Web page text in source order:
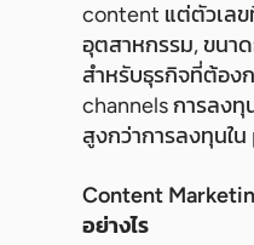
content แต่ตัวเลข
อุตสาหกรรม, ขนา
สำหรับธุรกิจที่ต้อง
channels การลงทุ
สูงกว่าการลงทุนใน
Content
อย่างไร